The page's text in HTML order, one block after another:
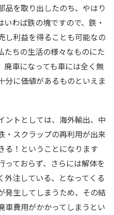
品を取り出したのち、やはり
わば鉄の塊ですので、鉄・
し利益を得ることも可能なの
たちの生活の様々なものにた
廃車になっても車には全く無
分に価値があるものといえま
ントとしては、海外輸出、中
・スクラップの再利用が出来
る！ということになります
っておらず、さらには解体を
外注している、となってくる
発生してしまうため、その結
車費用がかかってしまうとい